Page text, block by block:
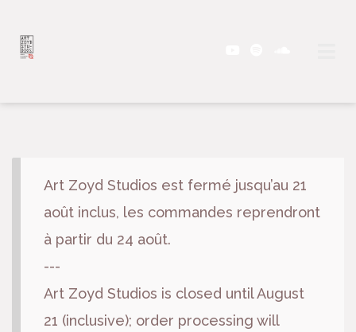
Art Zoyd Studios est fermé jusqu’au 21
août inclus, les commandes reprendront
à partir du 24 août.
---
Art Zoyd Studios is closed until August
21 (inclusive); order processing will